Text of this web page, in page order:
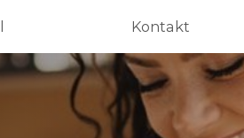
Kontakt